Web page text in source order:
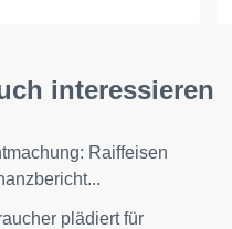
interessieren
Raiffeisen
plädiert für